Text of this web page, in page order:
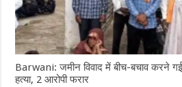
Barwani: जमीन विवाद में बीच-बचाव करने
हत्या, 2 आरोपी फरार